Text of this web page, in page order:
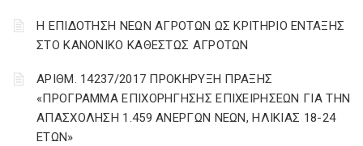
Η ΕΠΙΔΟΤΗΣΗ ΝΕΩΝ ΑΓΡΟΤΩΝ ΩΣ ΚΡΙΤΗΡΙΟ ΕΝΤΑΞΗΣ
ΣΤΟ ΚΑΝΟΝΙΚΟ ΚΑΘΕΣΤΩΣ ΑΓΡΟΤΩΝ
ΑΡΙΘΜ. 14237/2017 ΠΡΟΚΗΡΥΞΗ ΠΡΑΞΗΣ
«ΠΡΟΓΡΑΜΜΑ ΕΠΙΧΟΡΗΓΗΣΗΣ ΕΠΙΧΕΙΡΗΣΕΩΝ ΓΙΑ ΤΗΝ
ΑΠΑΣΧΟΛΗΣΗ 1.459 ΑΝΕΡΓΩΝ ΝΕΩΝ, ΗΛΙΚΙΑΣ 18-24
ΕΤΩΝ»